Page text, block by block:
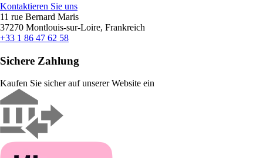
Kontaktieren Sie uns
11 rue Bernard Maris
37270 Montlouis-sur-Loire, Frankreich
+33 1 86 47 62 58
Sichere Zahlung
Kaufen Sie sicher auf unserer Website ein